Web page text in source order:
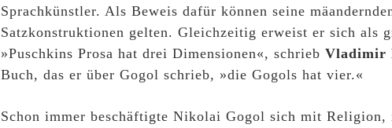
Sprachkünstler. Als Beweis dafür können seine
Satzkonstruktionen gelten. Gleichzeitig erweist er sich als
»Puschkins Prosa hat drei Dimensionen«, schriebVladimir
Buch, das er über Gogol schrieb, »die Gogols hat vier.«
Schon immer beschäftigte Nikolai Gogol sich mit Religion,